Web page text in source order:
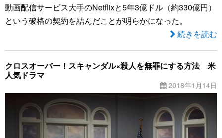
動画配信サービス大手のNetflixと5年3億ドル（約330億円）
という破格の契約を結んだことが明らかになった。
続きを読む
クロスオーバー！スキャンダル×殺人を無罪にする方法 米
人気ドラマ
2018年1月14日